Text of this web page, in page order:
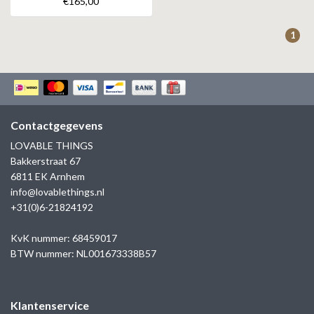
ZAG BIJOUX
KAPTEN & SON
1
Contactgegevens
LOVABLE THINGS
Bakkerstraat 67
6811 EK Arnhem
info@lovablethings.nl
+31(0)6-21824192
KvK nummer: 68459017
BTW nummer: NL001673338B57
Klantenservice